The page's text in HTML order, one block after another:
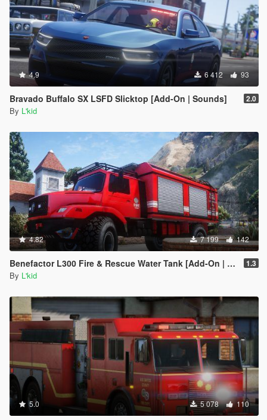
4.9 6 412 93
Bravado Buffalo SX LSFD Slicktop [Add-On | Sounds] 2.0
By L'kid
4.82 7 199 142
Benefactor L300 Fire & Rescue Water Tank [Add-On | Sounds] 1.3
By L'kid
5.0 5 078 110